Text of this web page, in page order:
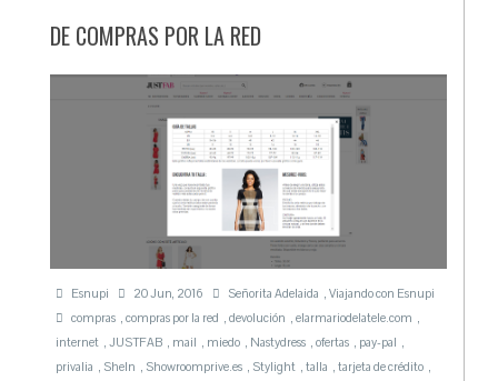
DE COMPRAS POR LA RED
Esnupi 20 Jun, 2016 Señorita Adelaida
Viajando con Esnupi
compras
compras por la red devolución elarmariodelatele.com
internet
JUSTFAB mail miedo Nastydress ofertas pay-pal
privalia
SheIn Showroomprive.es Stylight talla tarjeta de crédito